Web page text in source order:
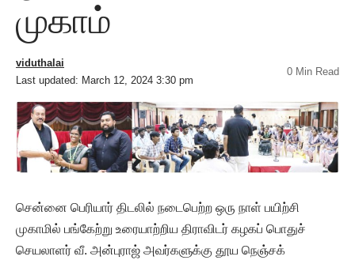
முகாம்
Last updated: March 12, 2024 3:30 pm
viduthalai
0 Min Read
சென்னை பெரியார் திடலில் நடைபெற்ற ஒரு நாள் பயிற்சி
முகாமில் பங்கேற்று உரையாற்றிய திராவிடர் கழகப் பொதுச்
செயலாளர் வீ. அன்புராஜ் அவர்களுக்கு தூய நெஞ்சக்